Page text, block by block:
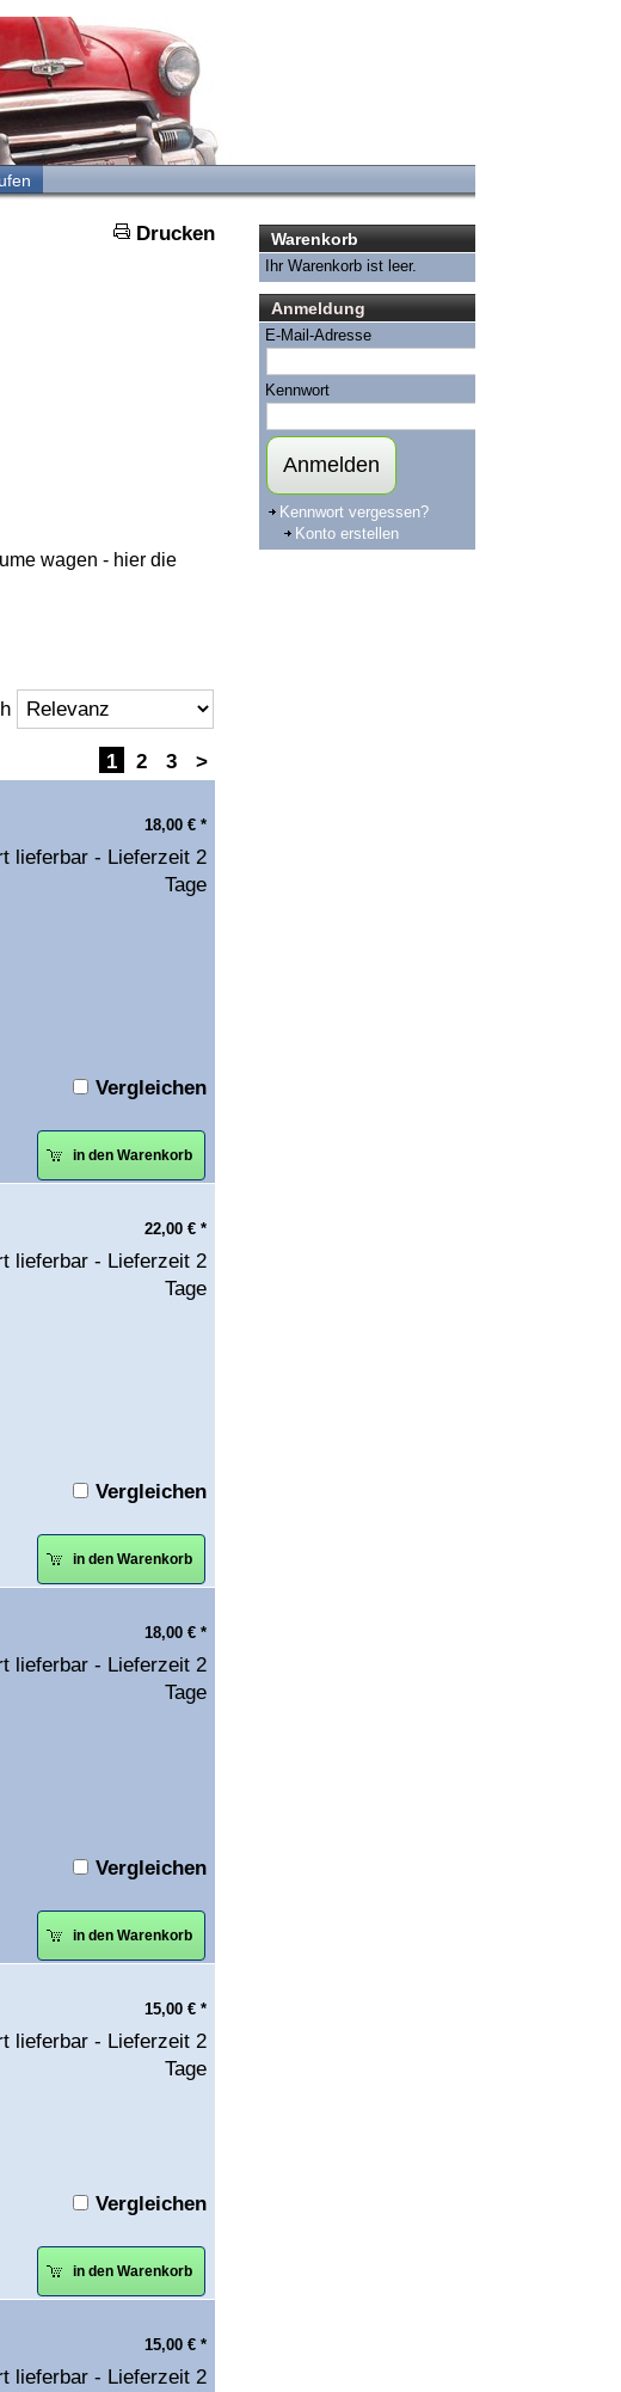
Warenkorb
Ihr Warenkorb ist leer.
Anmeldung
E-Mail-Adresse
Kennwort
Anmelden
Kennwort vergessen?
Konto erstellen
Drucken
wagen - hier die
1 2 3 >
18,00 € *
lieferbar - Lieferzeit 2
Tage
Vergleichen
in den Warenkorb
22,00 € *
lieferbar - Lieferzeit 2
Tage
Vergleichen
in den Warenkorb
18,00 € *
lieferbar - Lieferzeit 2
Tage
Vergleichen
in den Warenkorb
15,00 € *
lieferbar - Lieferzeit 2
Tage
Vergleichen
in den Warenkorb
15,00 € *
lieferbar - Lieferzeit 2